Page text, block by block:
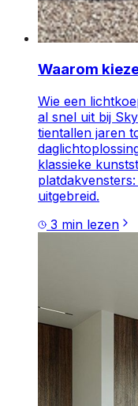
Waarom
Wie een
al snel uit bij
tientallen jaren
klassieke
uitgebreid.
3 min lezen